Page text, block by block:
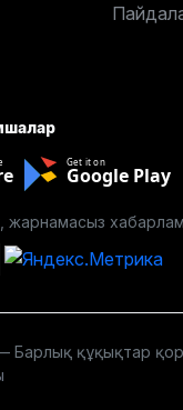
Get it on
Google Play
жарнамасыз
Барлық құқықтар